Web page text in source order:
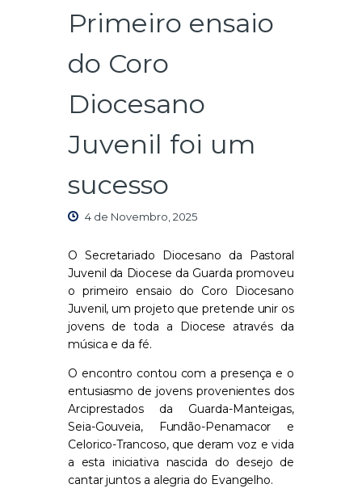
Primeiro ensaio
do Coro
Diocesano
Juvenil foi um
sucesso
4 de Novembro, 2025
O Secretariado Diocesano da Pastoral
Juvenil da Diocese da Guarda promoveu
o primeiro ensaio do Coro Diocesano
Juvenil, um projeto que pretende unir os
jovens de toda a Diocese através da
música e da fé.
O encontro contou com a presença e o
entusiasmo de jovens provenientes dos
Arciprestados da Guarda-Manteigas,
Seia-Gouveia, Fundão-Penamacor e
Celorico-Trancoso, que deram voz e vida
a esta iniciativa nascida do desejo de
cantar juntos a alegria do Evangelho.